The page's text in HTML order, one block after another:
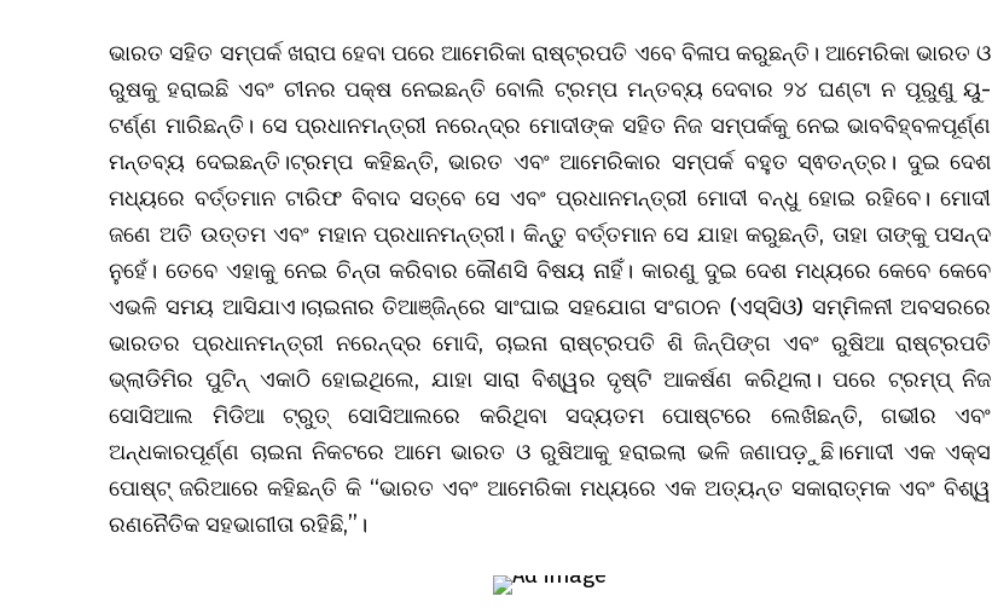
ଭାରତ ସହିତ ସମ୍ପର୍କ ଖରାପ ହେବା ପରେ ଆମେରିକା ରାଷ୍ଟ୍ରପତି ଏବେ ବିଳାପ କରୁଛନ୍ତି। ଆମେରିକା ଭାରତ ଓ
ରୁଷକୁ ହରାଇଛି ଏବଂ ଚୀନର ପକ୍ଷ ନେଇଛନ୍ତି ବୋଲି ଟ୍ରମ୍ପ ମନ୍ତବ୍ୟ ଦେବାର ୨୪ ଘଣ୍ଟା ନ ପୂରୁଣୁ ୟୁ-
ଟର୍ଣ୍ଣ ମାରିଛନ୍ତି। ସେ ପ୍ରଧାନମନ୍ତ୍ରୀ ନରେନ୍ଦ୍ର ମୋଦୀଙ୍କ ସହିତ ନିଜ ସମ୍ପର୍କକୁ ନେଇ ଭାବବିହ୍ବଳପୂର୍ଣ୍ଣ
ମନ୍ତବ୍ୟ ଦେଇଛନ୍ତି।ଟ୍ରମ୍ପ କହିଛନ୍ତି, ଭାରତ ଏବଂ ଆମେରିକାର ସମ୍ପର୍କ ବହୁତ ସ୍ଵତନ୍ତ୍ର। ଦୁଇ ଦେଶ
ମଧ୍ୟରେ ବର୍ତ୍ତମାନ ଟାରିଫ ବିବାଦ ସତ୍ବେ ସେ ଏବଂ ପ୍ରଧାନମନ୍ତ୍ରୀ ମୋଦୀ ବନ୍ଧୁ ହୋଇ ରହିବେ। ମୋଦୀ
ଜଣେ ଅତି ଉତ୍ତମ ଏବଂ ମହାନ ପ୍ରଧାନମନ୍ତ୍ରୀ। କିନ୍ତୁ ବର୍ତ୍ତମାନ ସେ ଯାହା କରୁଛନ୍ତି, ତାହା ତାଙ୍କୁ ପସନ୍ଦ
ନୁହେଁ। ତେବେ ଏହାକୁ ନେଇ ଚିନ୍ତା କରିବାର କୌଣସି ବିଷୟ ନାହିଁ। କାରଣୁ ଦୁଇ ଦେଶ ମଧ୍ୟରେ କେବେ କେବେ
ଏଭଳି ସମୟ ଆସିଯାଏ।ଚାଇନାର ତିଆଞ୍ଜିନ୍‌ରେ ସାଂଘାଇ ସହଯୋଗ ସଂଗଠନ (ଏସ୍‌ସିଓ) ସମ୍ମିଳନୀ ଅବସରରେ
ଭାରତର ପ୍ରଧାନମନ୍ତ୍ରୀ ନରେନ୍ଦ୍ର ମୋଦି, ଚାଇନା ରାଷ୍ଟ୍ରପତି ଶି ଜିନ୍‌ପିଙ୍ଗ ଏବଂ ରୁଷିଆ ରାଷ୍ଟ୍ରପତି
ଭ୍ଲାଡିମିର ପୁଟିନ୍‌ ଏକାଠି ହୋଇଥିଲେ, ଯାହା ସାରା ବିଶ୍ୱର ଦୃଷ୍ଟି ଆକର୍ଷଣ କରିଥିଲା। ପରେ ଟ୍ରମ୍ପ୍‌ ନିଜ
ସୋସିଆଲ ମିଡିଆ ଟ୍ରୁତ୍‌ ସୋସିଆଲରେ କରିଥିବା ସଦ୍ୟତମ ପୋଷ୍ଟରେ ଲେଖିଛନ୍ତି, ଗଭୀର ଏବଂ
ଅନ୍ଧକାରପୂର୍ଣ୍ଣ ଚାଇନା ନିକଟରେ ଆମେ ଭାରତ ଓ ରୁଷିଆକୁ ହରାଇଲା ଭଳି ଜଣାପଡ଼ୁଛି।ମୋଦୀ ଏକ ଏକ୍ସ
ପୋଷ୍ଟ୍‌ ଜରିଆ‌ରେ କହିଛନ୍ତି କି ‘‘ଭାରତ ଏବଂ ଆମେରିକା ମଧ୍ୟରେ ଏକ ଅତ୍ୟନ୍ତ ସକାରାତ୍ମକ ଏବଂ ବିଶ୍ୱ
ରଣନୈତିକ ସହଭାଗୀତା ରହିଛି,”।